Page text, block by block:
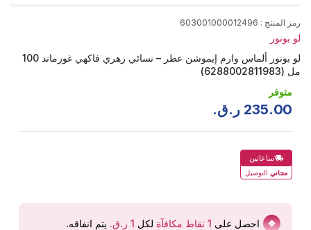
رمز المنتج :
603001000012496
لو بونور
لو بونور ألماس وارم إيموشن عطر – نسائي زهري فاكهي غورماند 100
مل (6288002811983)
متوفر
235.00 ر.ق.
ساعاتين
مجاني التوصيل
احصل على 1 نقاط مكافآة لكل يتم انفاقه.